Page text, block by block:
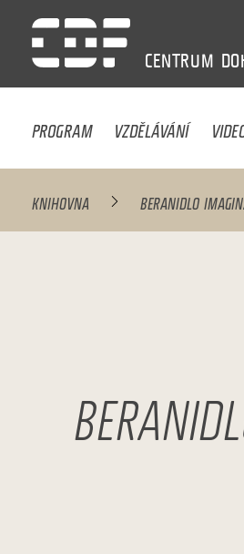
CENTRUM
PROGRAM VZDĚLÁVÁNÍ
KNIHOVNA BERANIDLO